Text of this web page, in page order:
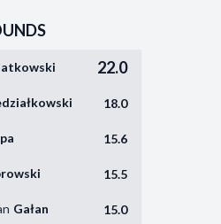
22.0
18.0
15.6
15.5
Gałan 15.0